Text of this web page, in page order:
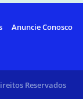
Anuncie Conosco
Reservados